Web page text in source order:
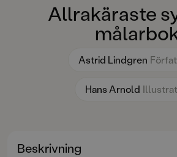
Allrakäraste
Astrid Lindgren
Hans Arnold
Beskrivning